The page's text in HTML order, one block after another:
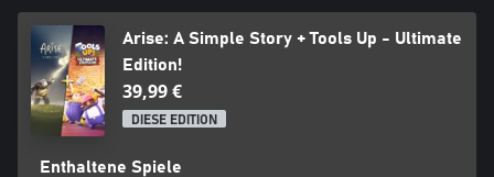
Arise: A Simple Story + Tools Up - Ultimate
Edition!
39,99 €
DIESE EDITION
Enthaltene Spiele